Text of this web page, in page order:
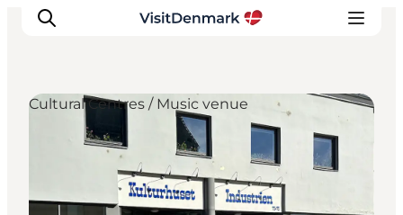
Ispirazioni
Dove andare
Cosa fare
Cultural Centres / Music venue